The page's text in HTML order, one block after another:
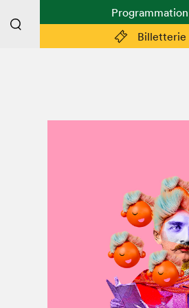
Billetterie
Programmation
Espace exposant·e·s
Espace enseignant·e·s
Espace participant⋅e⋅s
Espace Salon dans la
Espace bénévoles
Devenir bénévole